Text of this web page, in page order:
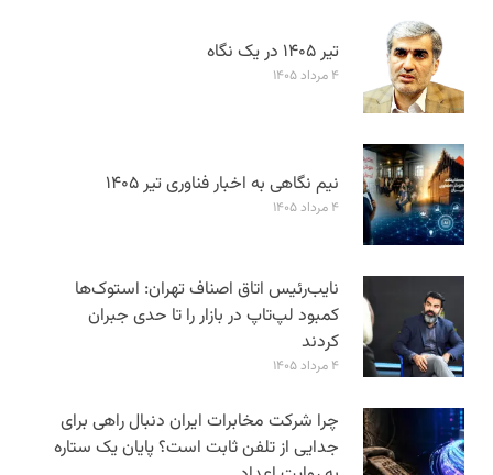
تیر ۱۴۰۵ در یک نگاه
۴ مرداد ۱۴۰۵
نیم نگاهی به اخبار فناوری تیر ۱۴۰۵
۴ مرداد ۱۴۰۵
نایب‌رئیس اتاق اصناف تهران: استوک‌ها
کمبود لپ‌تاپ در بازار را تا حدی جبران
کردند
۴ مرداد ۱۴۰۵
چرا شرکت مخابرات ایران دنبال راهی برای
جدایی از تلفن ثابت است؟ پایان یک ستاره